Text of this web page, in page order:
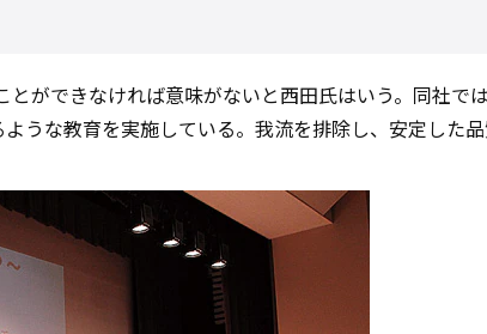
ができなければ意味がないと西田氏はいう。同社で
うな教育を実施している。我流を排除し、安定した